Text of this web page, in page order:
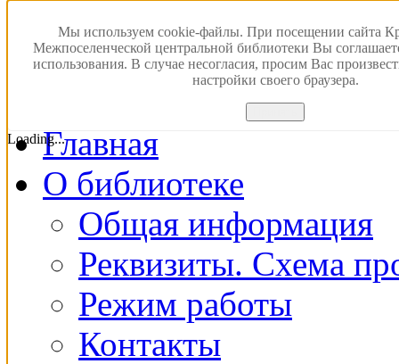
Мы используем cookie-файлы. При посещении сайта
Межпоселенческой центральной библиотеки Вы
использования. В случае несогласия, просим Вас
настройки своего браузера.
Loading...
Версия для
ПОИСК В
Главная
О библиотеке
Общая информация
Реквизиты. Схема
Режим работы
Контакты